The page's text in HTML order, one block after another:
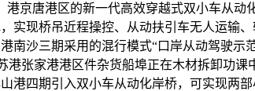
京唐港区的新一代高效穿越式双小车从动
实现桥吊近程操控、从动扶引车无人运输
沙三期采用的混行模式“口岸从动驾驶示
张家港港区件杂货船埠正在木材拆卸功
港四期引入双小车从动化岸桥，可实现两